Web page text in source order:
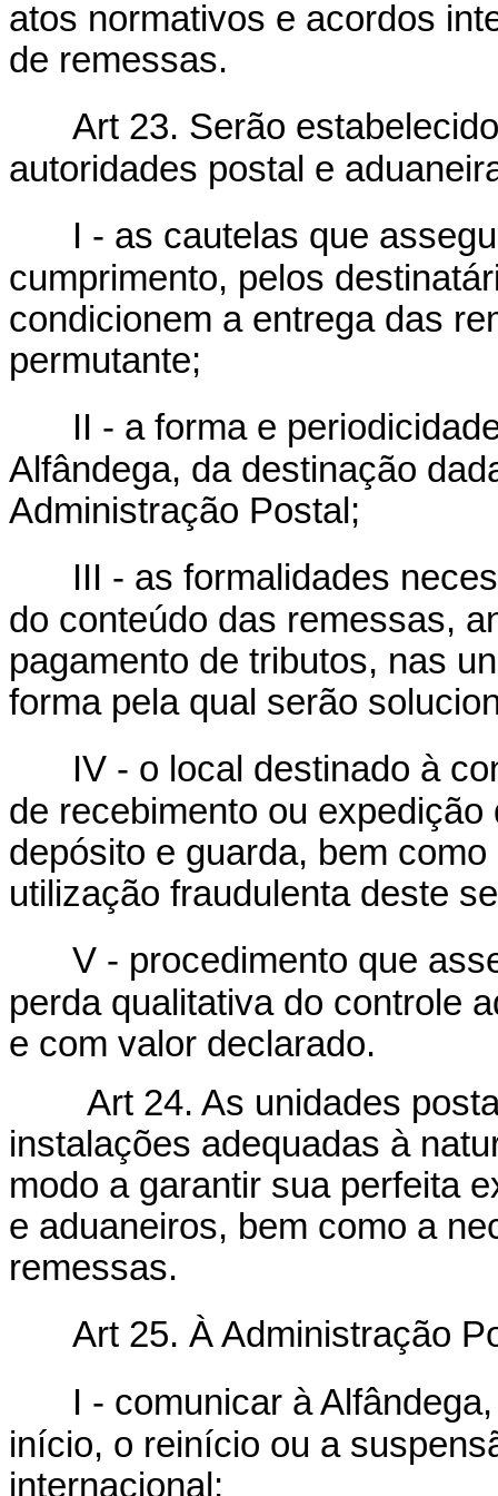
atos normativos e acordos
de remessas.
Art 23. Serão
autoridades postal e
I - as cautelas que
cumprimento, pelos
condicionem a entrega das
permutante;
II - a forma e
Alfândega, da destinação
Administração Postal;
III - as formalidades
do conteúdo das remessas,
pagamento de tributos, nas
forma pela qual serão
IV - o local destinado à
de recebimento ou
depósito e guarda, bem
utilização fraudulenta deste
V - procedimento que
perda qualitativa do controle
e com valor declarado.
Art 24. As unidades
instalações adequadas à
modo a garantir sua perfeita
e aduaneiros, bem como a
remessas.
Art 25. À Administração
I - comunicar à
início, o reinício ou a
internacional;